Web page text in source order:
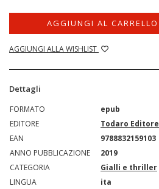
AGGIUNGI AL CARRELLO
AGGIUNGI ALLA WISHLIST
Dettagli
FORMATO
epub
EDITORE
Todaro Editore
EAN
9788832159103
ANNO PUBBLICAZIONE
2019
CATEGORIA
Gialli e thriller
LINGUA
ita